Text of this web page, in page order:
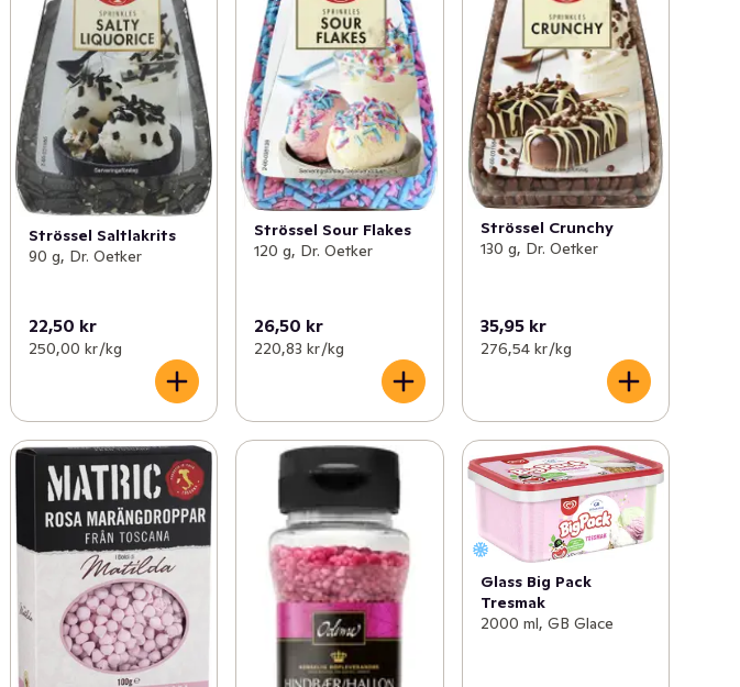
Strössel Saltlakrits
90 g, Dr. Oetker
22,50 kr
250,00 kr /kg
Strössel Sour Flakes
120 g, Dr. Oetker
26,50 kr
220,83 kr /kg
Strössel Crunchy
130 g, Dr. Oetker
35,95 kr
276,54 kr /kg
Glass Big Pack
Tresmak
2000 ml, GB Glace